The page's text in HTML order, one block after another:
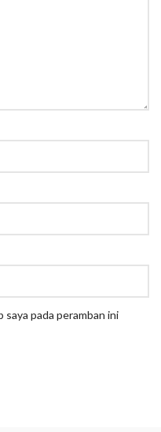
saya pada peramban ini